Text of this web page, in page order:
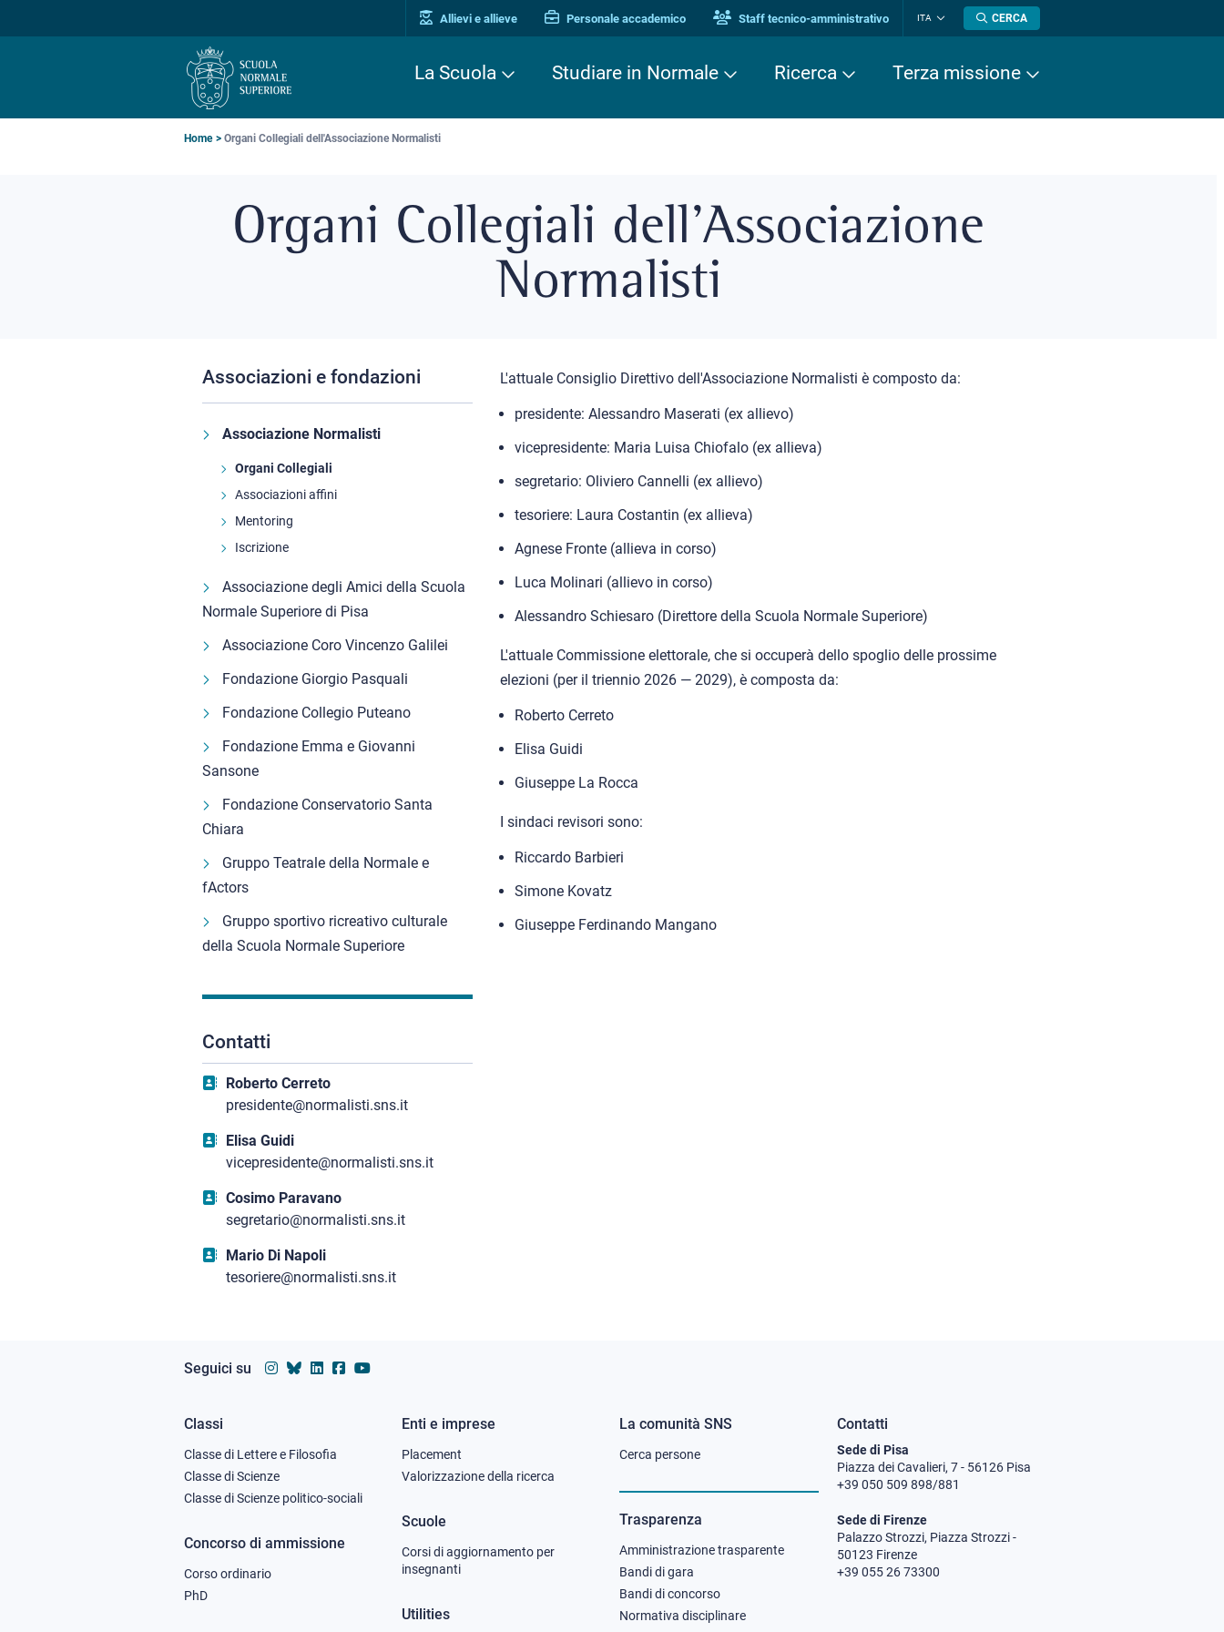
Allievi e allieve Personale accademico Staff tecnico-amministrativo ITA
lingua
CERCA
La Scuola Studiare in Normale Ricerca Terza missione
Briciole
pane
Home Organi Collegiali dell'Associazione Normalisti
Organi Collegiali dell'Associazione
Normalisti
Associazioni e fondazioni
Associazione Normalisti
Organi Collegiali
Associazioni affini
Mentoring
Iscrizione
Associazione degli Amici della Scuola
Normale Superiore di Pisa
Associazione Coro Vincenzo Galilei
Fondazione Giorgio Pasquali
Fondazione Collegio Puteano
Fondazione Emma e Giovanni
Sansone
Fondazione Conservatorio Santa
Chiara
Gruppo Teatrale della Normale e
fActors
Gruppo sportivo ricreativo culturale
della Scuola Normale Superiore
Contatti
Roberto Cerreto
presidente@normalisti.sns.it
Elisa Guidi
vicepresidente@normalisti.sns.it
Cosimo Paravano
segretario@normalisti.sns.it
Mario Di Napoli
tesoriere@normalisti.sns.it
L'attuale Consiglio Direttivo dell'Associazione Normalisti è composto da:
presidente: Alessandro Maserati (ex allievo)
vicepresidente: Maria Luisa Chiofalo (ex allieva)
segretario: Oliviero Cannelli (ex allievo)
tesoriere: Laura Costantin (ex allieva)
Agnese Fronte (allieva in corso)
Luca Molinari (allievo in corso)
Alessandro Schiesaro (Direttore della Scuola Normale Superiore)
L'attuale Commissione elettorale, che si occuperà dello spoglio delle prossime
elezioni (per il triennio 2026 — 2029), è composta da:
Roberto Cerreto
Elisa Guidi
Giuseppe La Rocca
I sindaci revisori sono:
Riccardo Barbieri
Simone Kovatz
Giuseppe Ferdinando Mangano
Seguici su
Footer
column
Classi
Classe di Lettere e Filosofia
Classe di Scienze
Classe di Scienze politico-sociali
Concorso di ammissione
Corso ordinario
PhD
Footer
column
2
Enti e imprese
Placement
Valorizzazione della ricerca
Scuole
Corsi di aggiornamento per
insegnanti
Utilities
Footer
column
3
La comunità SNS
Cerca persone
Trasparenza
Amministrazione trasparente
Bandi di gara
Bandi di concorso
Normativa disciplinare
Contatti
Sede di Pisa
Piazza dei Cavalieri, 7 - 56126 Pisa
+39 050 509 898/881
Sede di Firenze
Palazzo Strozzi, Piazza Strozzi -
50123 Firenze
+39 055 26 73300